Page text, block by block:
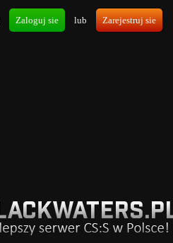
Zaloguj sie lub Zarejestruj sie